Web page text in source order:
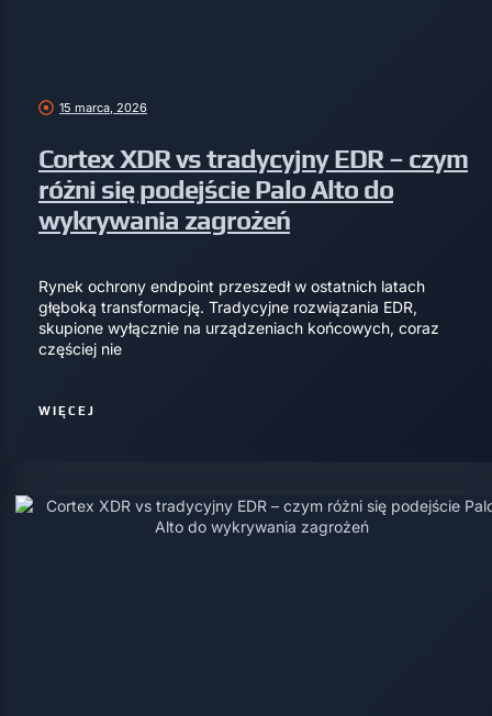
15 marca, 2026
Cortex XDR vs tradycyjny EDR – czym
różni się podejście Palo Alto do
wykrywania zagrożeń
Rynek ochrony endpoint przeszedł w ostatnich latach
głęboką transformację. Tradycyjne rozwiązania EDR,
skupione wyłącznie na urządzeniach końcowych, coraz
częściej nie
WIĘCEJ